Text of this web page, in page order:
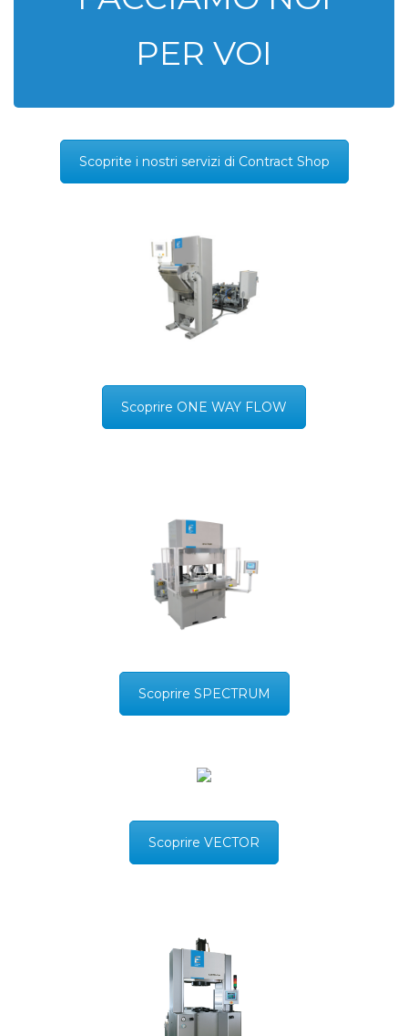
PER VOI
Scoprite i nostri servizi di Contract Shop
Scoprire ONE WAY FLOW
Scoprire SPECTRUM
Scoprire VECTOR